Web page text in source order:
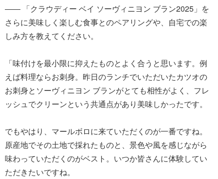
―― 「クラウディー ベイ ソーヴィニヨン ブラン2025」を
さらに美味しく楽しむ食事とのペアリングや、自宅での楽
しみ方を教えてください。
「味付けを最小限に抑えたものとよく合うと思います。例
えば料理ならお刺身。昨日のランチでいただいたカツオの
お刺身とソーヴィニヨン ブランがとても相性がよく、フレ
ッシュでクリーンという共通点があり美味しかったです。
でもやはり、マールボロに来ていただくのが一番ですね。
原産地でその土地で採れたものと、景色や風を感じながら
味わっていただくのがベスト。いつか皆さんに体験してい
ただきたいですね。